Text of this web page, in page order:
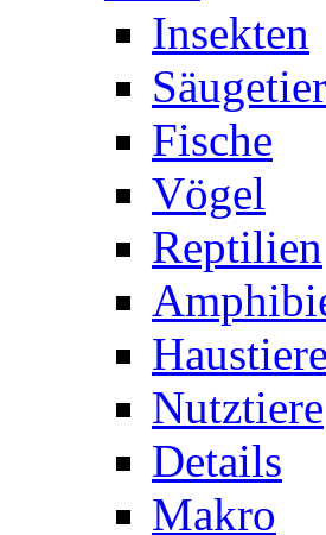
Insekten
Fische
Vögel
Reptilien
Haustiere
Nutztiere
Details
Makro